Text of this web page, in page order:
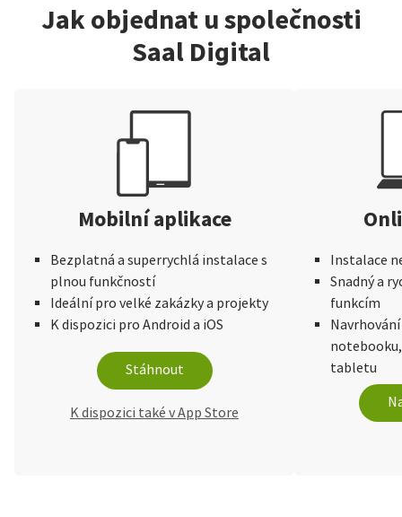
Jak objednat u společnosti
Saal Digital
Mobilní aplikace
Bezplatná a superrychlá instalace s
plnou funkčností
Ideální pro velké zakázky a projekty
K dispozici pro Android a iOS
Stáhnout
K dispozici také v App Store
Instalace
Snadný a
funkcím
tabletu